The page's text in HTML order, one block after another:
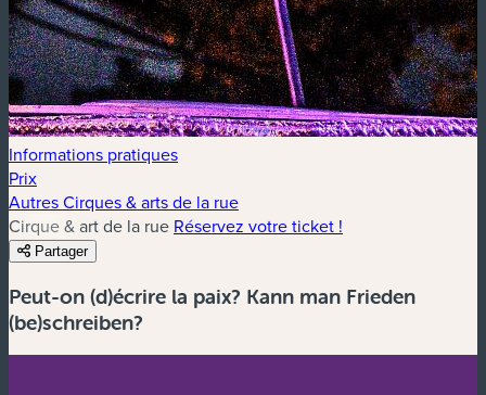
Informations pratiques
Prix
Autres Cirques & arts de la rue
Cirque & art de la rue Réservez votre ticket !
Partager
Peut-on (d)écrire la paix? Kann man Frieden
(be)schreiben?